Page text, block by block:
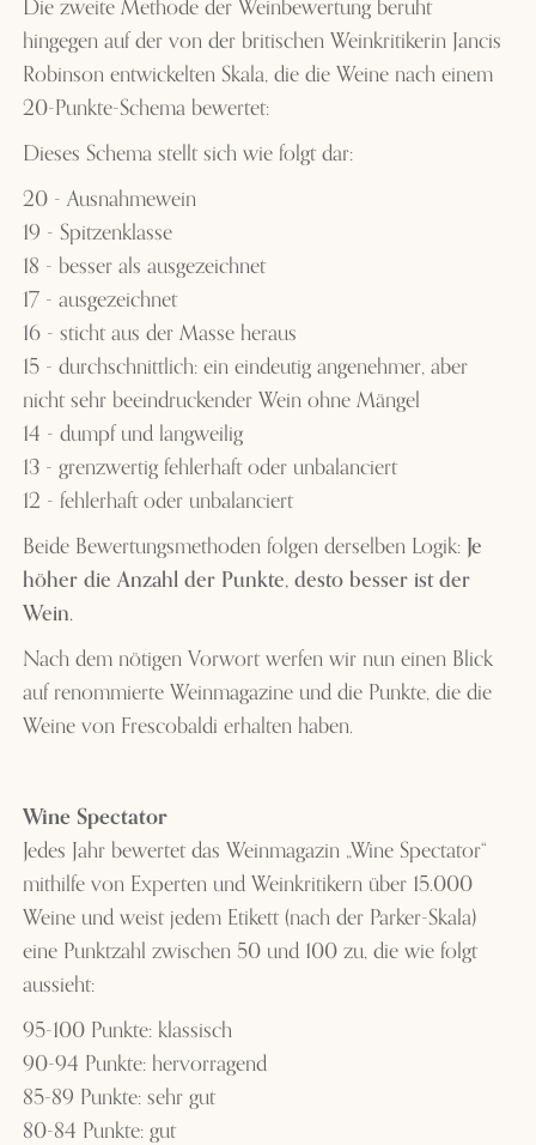
hingegen auf der von der britischen Weinkritikerin Jancis
Robinson entwickelten Skala, die die Weine nach einem
20-Punkte-Schema bewertet:
Dieses Schema stellt sich wie folgt dar:
20 - Ausnahmewein
19 - Spitzenklasse
18 - besser als ausgezeichnet
17 - ausgezeichnet
16 - sticht aus der Masse heraus
15 - durchschnittlich: ein eindeutig angenehmer, aber
nicht sehr beeindruckender Wein ohne Mängel
14 - dumpf und langweilig
13 - grenzwertig fehlerhaft oder unbalanciert
12 - fehlerhaft oder unbalanciert
Beide Bewertungsmethoden folgen derselben Logik: Je
höher die Anzahl der Punkte, desto besser ist der
Wein.
Nach dem nötigen Vorwort werfen wir nun einen Blick
auf renommierte Weinmagazine und die Punkte, die die
Weine von Frescobaldi erhalten haben.
Wine Spectator
Jedes Jahr bewertet das Weinmagazin „Wine Spectator“
mithilfe von Experten und Weinkritikern über 15.000
Weine und weist jedem Etikett (nach der Parker-Skala)
eine Punktzahl zwischen 50 und 100 zu, die wie folgt
aussieht:
95-100 Punkte: klassisch
90-94 Punkte: hervorragend
85-89 Punkte: sehr gut
80-84 Punkte: gut